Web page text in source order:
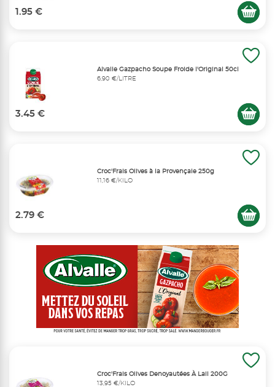
1.95 €
Alvalle Gazpacho Soupe Froide l'Original 50cl
6,90 €/LITRE
3.45 €
Croc'Frais Olives à la Provençale 250g
11,16 €/KILO
2.79 €
Croc'Frais Olives Denoyautées À Lail 200G
13,95 €/KILO